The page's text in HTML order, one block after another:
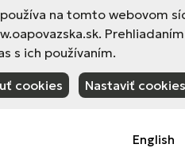
na tomto webovom
s ich používaním.
cookies Nastaviť cookies
English